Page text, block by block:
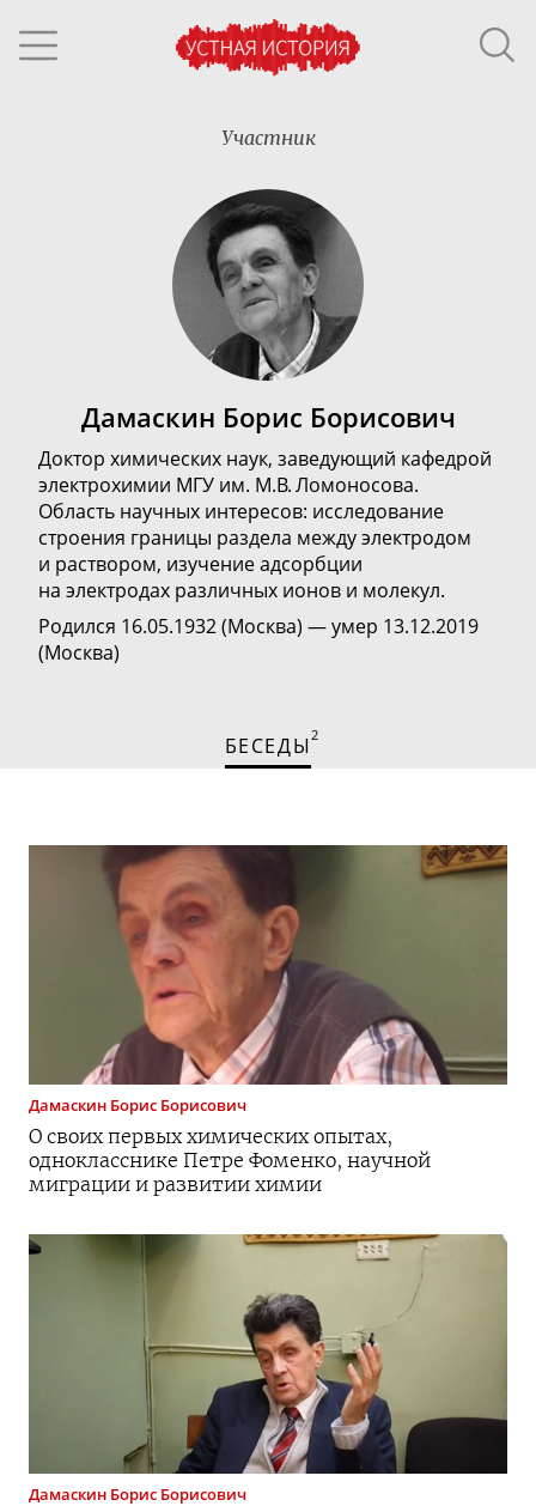
Участник
Дамаскин Борис Борисович
Доктор химических наук, заведующий кафедрой
электрохимии МГУ им. М.В. Ломоносова.
Область научных интересов: исследование
строения границы раздела между электродом
и раствором, изучение адсорбции
на электродах различных ионов и молекул.
Родился 16.05.1932 (Москва) — умер 13.12.2019
(Москва)
БЕСЕДЫ2
Дамаскин Борис Борисович
О своих первых химических опытах,
однокласснике Петре Фоменко, научной
миграции и развитии химии
Дамаскин Борис Борисович